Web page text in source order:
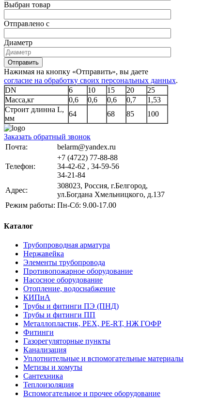
Выбран товар
Отправлено с
Диаметр
Отправить
Нажимая на кнопку «Отправить», вы даете
согласие на обработку своих персональных данных.
DN
6 10 15 20
25
Масса,кг
0,6 0,6 0,6 0,7
1,53
Строит длинна L,
мм
64 68 85 100
Заказать обратный звонок
Почта:
belarm@yandex.ru
Телефон:
+7 (4722) 77-88-88
34-42-62 , 34-59-56
34-21-84
Адрес:
308023, Россия, г.Белгород,
ул.Богдана Хмельницкого, д.137
Режим работы: Пн-Сб: 9.00-17.00
Каталог
Трубопроводная арматура
Нержавейка
Элементы трубопровода
Противопожарное оборудование
Насосное оборудование
Отопление, водоснабжение
КИПиА
Трубы и фитинги ПЭ (ПНД)
Трубы и фитинги ПП
Металлопластик, РЕХ, РЕ-RТ, НЖ ГОФР
Фитинги
Газорегуляторные пункты
Канализация
Уплотнительные и вспомогательные материалы
Метизы и хомуты
Сантехника
Теплоизоляция
Вспомогательное и прочее оборудование